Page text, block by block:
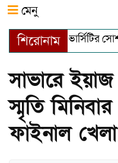
মেনু
শিরোনাম
ইউনিভার্সিটির
সাভারে
স্মৃতি
ফাইনাল